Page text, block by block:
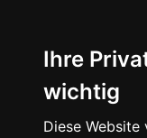
Ihre
wichtig
Diese